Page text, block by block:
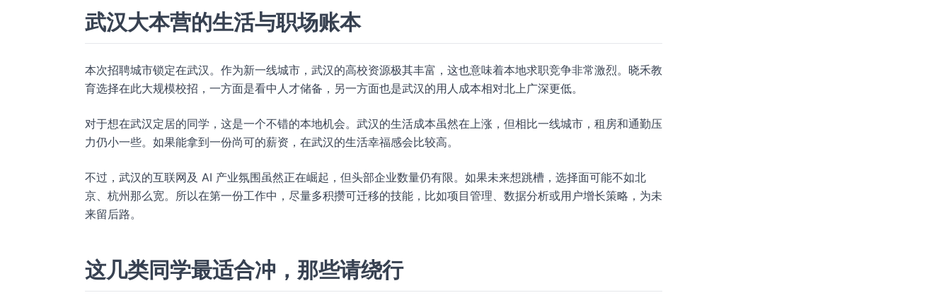
武汉大本营的生活与职场账本
本次招聘城市锁定在武汉。作为新一线城市，武汉的高校资源极其丰富，这也意味着本地求职竞争非常激烈。晓禾教
育选择在此大规模校招，一方面是看中人才储备，另一方面也是武汉的用人成本相对北上广深更低。
对于想在武汉定居的同学，这是一个不错的本地机会。武汉的生活成本虽然在上涨，但相比一线城市，租房和通勤压
力仍小一些。如果能拿到一份尚可的薪资，在武汉的生活幸福感会比较高。
不过，武汉的互联网及 AI 产业氛围虽然正在崛起，但头部企业数量仍有限。如果未来想跳槽，选择面可能不如北
京、杭州那么宽。所以在第一份工作中，尽量多积攒可迁移的技能，比如项目管理、数据分析或用户增长策略，为未
来留后路。
这几类同学最适合冲，那些请绕行